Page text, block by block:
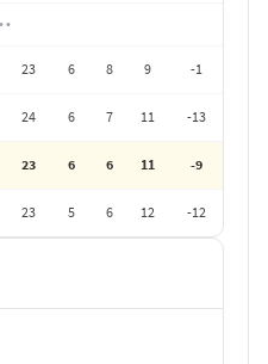
•
23 6 8 9 -1
24 6 7 11 -13
23 6 6 11 -9
23 5 6 12 -12